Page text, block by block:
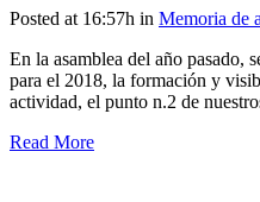
Posted at 16:57h in Memoria de
En la asamblea del año pasado,
para el 2018, la formación y
actividad, el punto n.2 de
Read More